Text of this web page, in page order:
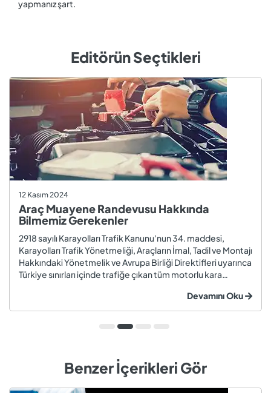
yapmanız şart.
Editörün Seçtikleri
12 Kasım 2024
Araç Muayene Randevusu Hakkında
Bilmemiz Gerekenler
2918 sayılı Karayolları Trafik Kanunu'nun 34. maddesi,
Karayolları Trafik Yönetmeliği, Araçların İmal, Tadil ve Montajı
Hakkındaki Yönetmelik ve Avrupa Birliği Direktifleri uyarınca
Türkiye sınırları içinde trafiğe çıkan tüm motorlu kara
zorundadır. Araç muayenesi; otomobil, motosiklet,
kamyon, kamyo...
Devamını Oku
Benzer İçerikleri Gör